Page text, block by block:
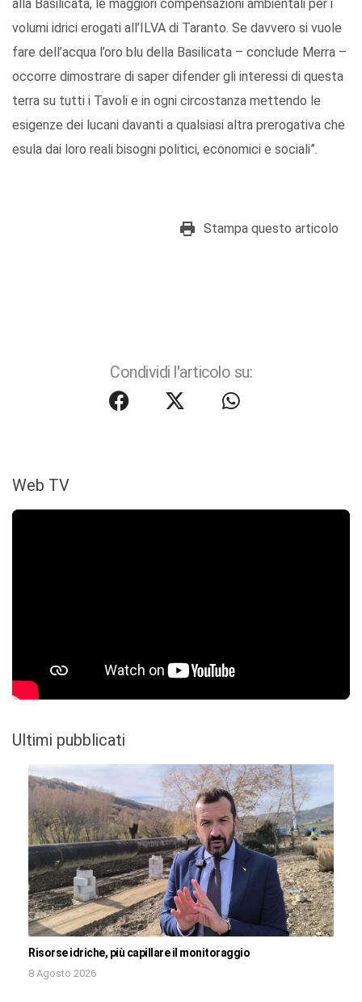
alla Basilicata, le maggiori compensazioni ambientali per i
volumi idrici erogati all’ILVA di Taranto. Se davvero si vuole
fare dell’acqua l’oro blu della Basilicata – conclude Merra –
occorre dimostrare di saper difender gli interessi di questa
terra su tutti i Tavoli e in ogni circostanza mettendo le
esigenze dei lucani davanti a qualsiasi altra prerogativa che
esula dai loro reali bisogni politici, economici e sociali”.
Stampa questo articolo
Condividi l'articolo su:
Web TV
Ultimi pubblicati
Risorse idriche, più capillare il monitoraggio
8 Agosto 2026